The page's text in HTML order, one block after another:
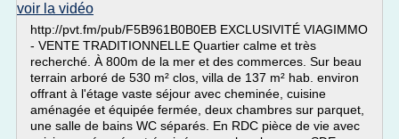
voir la vidéo
http://pvt.fm/pub/F5B961B0B0EB EXCLUSIVITÉ VIAGIMMO
- VENTE TRADITIONNELLE Quartier calme et très
recherché. À 800m de la mer et des commerces. Sur beau
terrain arboré de 530 m² clos, villa de 137 m² hab. environ
offrant à l'étage vaste séjour avec cheminée, cuisine
aménagée et équipée fermée, deux chambres sur parquet,
une salle de bains WC séparés. En RDC pièce de vie avec